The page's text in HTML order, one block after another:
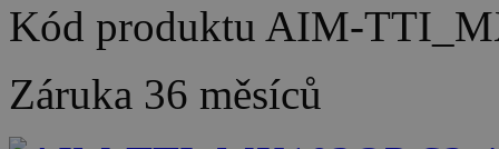
Kód produktu AIM-
Záruka 36 měsíců